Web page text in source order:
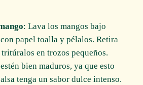
: Lava los mangos bajo
papel toalla y pélalos. Retira
en trozos pequeños.
bien maduros, ya que esto
tenga un sabor dulce intenso.